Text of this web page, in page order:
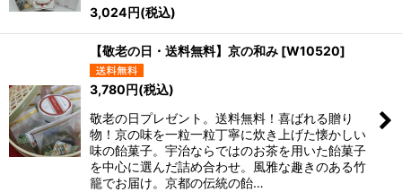
3,024円(税込)
【敬老の日・送料無料】京の和み [W10520]
3,780円(税込)
敬老の日プレゼント。送料無料！喜ばれる贈り
物！京の味を一粒一粒丁寧に炊き上げた懐かしい
味の飴菓子。宇治ならではのお茶を用いた飴菓子
を中心に選んだ詰め合わせ。風雅な趣きのある竹
籠でお届け。京都の伝統の飴…